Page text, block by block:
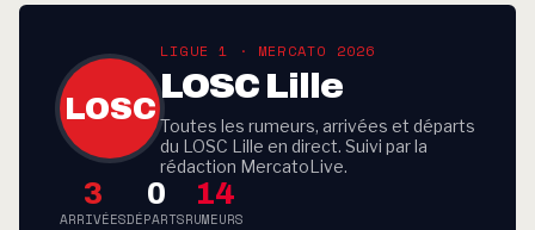
LOSC
LIGUE 1 · MERCATO 2026
LOSC Lille
Toutes les rumeurs, arrivées et départs
du LOSC Lille en direct. Suivi par la
rédaction MercatoLive.
3
ARRIVÉES
0
DÉPARTS
14
RUMEURS